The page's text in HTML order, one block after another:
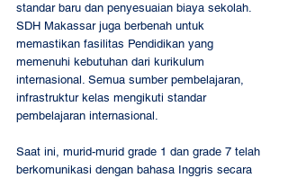
standar baru dan penyesuaian biaya sekolah.
SDH Makassar juga berbenah untuk
memastikan fasilitas Pendidikan yang
memenuhi kebutuhan dari kurikulum
internasional. Semua sumber pembelajaran,
infrastruktur kelas mengikuti standar
pembelajaran internasional.
Saat ini, murid-murid grade 1 dan grade 7 telah
berkomunikasi dengan bahasa Inggris secara